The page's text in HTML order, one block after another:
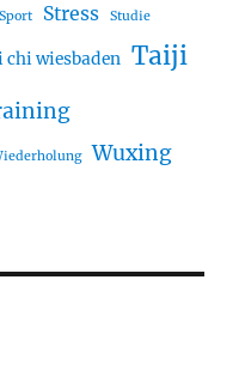
Sport Stress Studie
chi wiesbaden Taiji
Wuxing